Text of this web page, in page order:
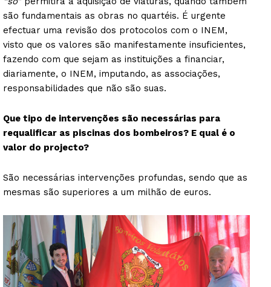
são fundamentais as obras no quartéis. É urgente
efectuar uma revisão dos protocolos com o INEM,
visto que os valores são manifestamente insuficientes,
fazendo com que sejam as instituições a financiar,
diariamente, o INEM, imputando, as associações,
responsabilidades que não são suas.
Que tipo de intervenções são necessárias para
requalificar as piscinas dos bombeiros? E qual é o
valor do projecto?
São necessárias intervenções profundas, sendo que as
mesmas são superiores a um milhão de euros.